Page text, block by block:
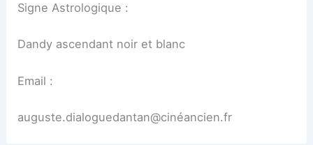
Signe Astrologique :
Dandy ascendant noir et blanc
Email :
auguste.dialoguedantan@cinéancien.fr